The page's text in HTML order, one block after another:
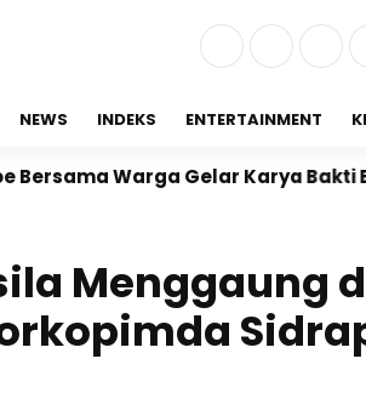
NEWS INDEKS ENTERTAINMENT
Warga Gelar Karya Bakti
Menggaung